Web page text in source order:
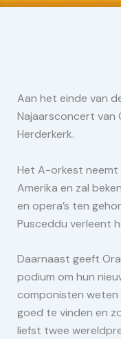
Aan het einde van
Najaarsconcert van
Herderkerk.
Het A-orkest
Amerika en zal
en opera’s ten
Pusceddu verleent
Daarnaast geeft
podium om hun
componisten weten
goed te vinden en
liefst twee